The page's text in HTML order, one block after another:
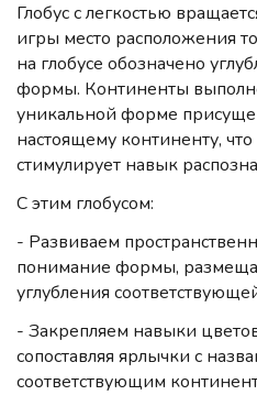
Глобус с легкостью
игры место расположения
на глобусе обозначено
формы. Континенты
уникальной форме
настоящему континенту,
стимулирует навык
С этим глобусом:
- Развиваем
понимание формы,
углубления
- Закрепляем навыки
сопоставляя ярлычки с
соответствующим